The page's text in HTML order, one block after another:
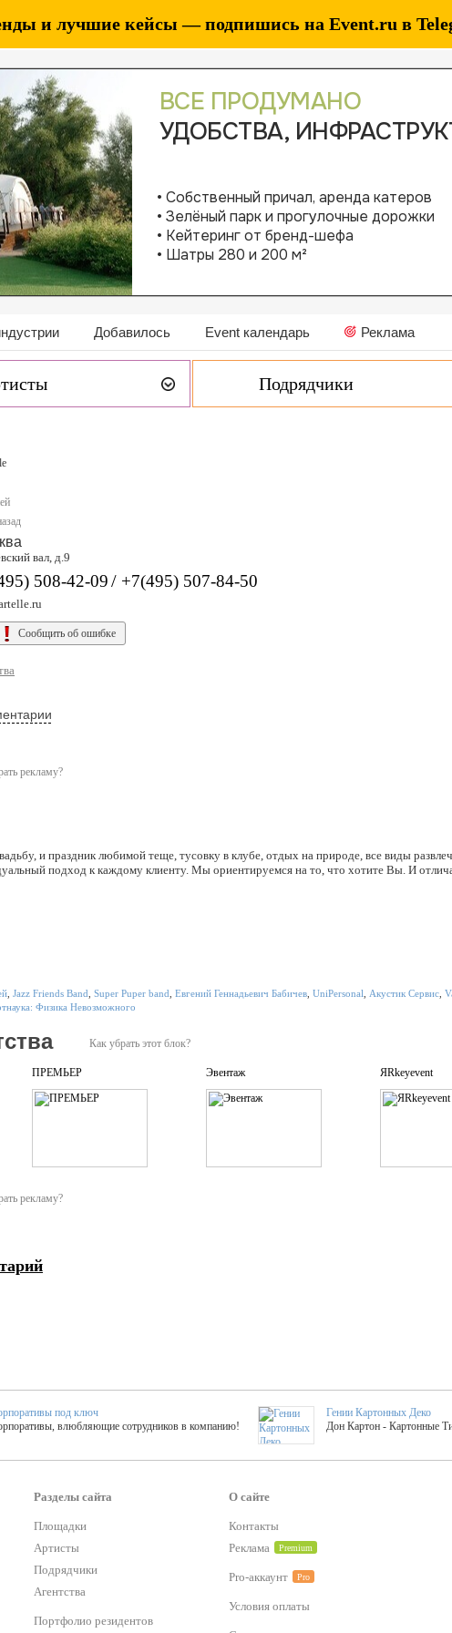
и лучшие кейсы — подпишись на Event.ru в
Добавилось Event календарь Реклама
Подрядчики
вал, д.9
508-42-09/ +7(495) 507-84-50
Сообщить об ошибке
рекламу?
и праздник любимой теще, тусовку в клубе, отдых на природе, все виды
подход к каждому клиенту. Мы ориентируемся на то, что хотите Вы. И
Jazz Friends Band Super Puper band Евгений Геннадьевич Бабичев UniPersonal Акустик Сервис
Физика Невозможного
Как убрать этот блок?
ПРЕМЬЕР Эвентаж ЯRkeyevent
рекламу?
под ключ
влюбляющие сотрудников в компанию!
Гении Картонных Деко
Дон Картон - Картонные
Более 420 мастер-классов на выезде на мероприятие!
классы
активностей! Смета за 15 минут!
Букинг компания №1
Разделы сайта
Площадки
Артисты
Подрядчики
Агентства
Портфолио резидентов
О сайте
Контакты
Реклама
Premium
Pro-аккаунт Pro
Условия оплаты